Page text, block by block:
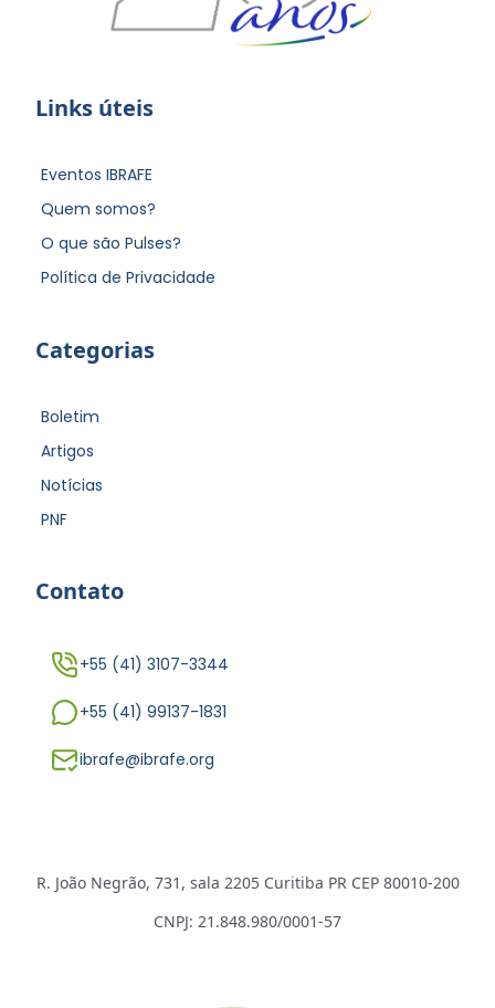
Links úteis
Eventos IBRAFE
Quem somos?
O que são Pulses?
Política de Privacidade
Categorias
Boletim
Artigos
Notícias
PNF
Contato
+55 (41) 3107-3344
+55 (41) 99137-1831
ibrafe@ibrafe.org
R. João Negrão, 731, sala 2205 Curitiba PR CEP 80010-200
CNPJ: 21.848.980/0001-57